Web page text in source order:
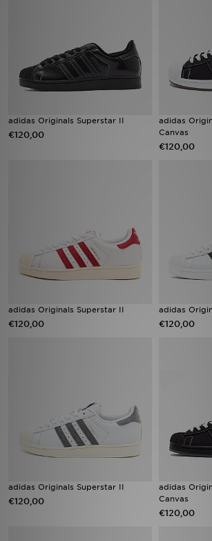
adidas Originals Superstar II
€120,00
adidas
Canvas
€120,00
adidas Originals Superstar II
€120,00
adidas
€120,00
adidas Originals Superstar II
€120,00
adidas
Canvas
€120,00
Bestelling traceren
Mijn JD
Download de app